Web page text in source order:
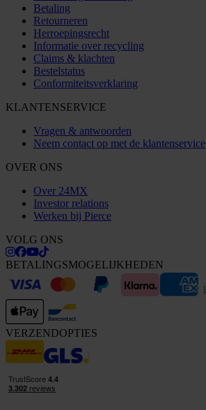
Betaling
Retourneren
Herroepingsrecht
Informatie over recycling
Claims & klachten
Bestelstatus
Conformiteitsverklaring
KLANTENSERVICE
Vragen & antwoorden
Neem contact op met de klantenservice
OVER ONS
Over 24MX
Investor relations
Werken bij Pierce
VOLG ONS
BETALINGSMOGELIJKHEDEN
VERZENDOPTIES